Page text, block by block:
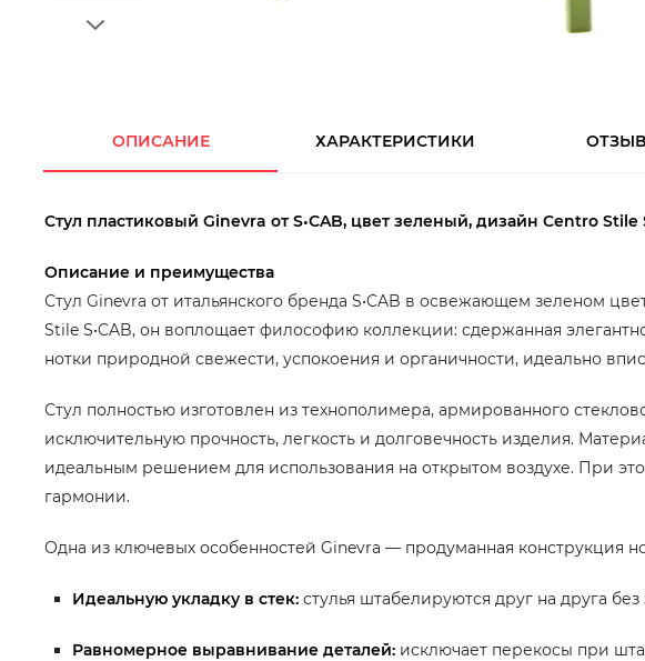
ОПИСАНИЕ ХАРАКТЕРИСТИКИ
Стул пластиковый Ginevra от S•CAB, цвет зеленый, дизайн Centro Stile
Описание и преимущества
Стул Ginevra от итальянского бренда S•CAB в освежающем зеленом
Stile S•CAB, он воплощает философию коллекции: сдержанная
нотки природной свежести, успокоения и органичности, идеально
Стул полностью изготовлен из технополимера, армированного
исключительную прочность, легкость и долговечность изделия.
идеальным решением для использования на открытом воздухе. При
гармонии.
Одна из ключевых особенностей Ginevra — продуманная конструкция
Идеальную укладку в стек: стулья штабелируются друг на друга
Равномерное выравнивание деталей: исключает перекосы при